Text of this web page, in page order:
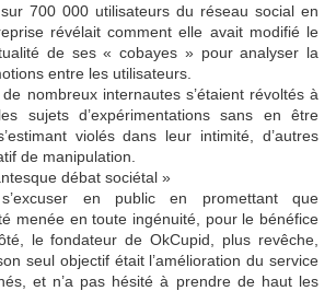
sur 700 000 utilisateurs du réseau social en
révélait comment elle avait modifié le
de ses « cobayes » pour analyser la
entre les utilisateurs.
nombreux internautes s’étaient révoltés à
sujets d’expérimentations sans en être
violés dans leur intimité, d’autres
de manipulation.
débat sociétal »
en public en promettant que
menée en toute ingénuité, pour le bénéfice
le fondateur de OkCupid, plus revêche,
seul objectif était l’amélioration du service
et n’a pas hésité à prendre de haut les